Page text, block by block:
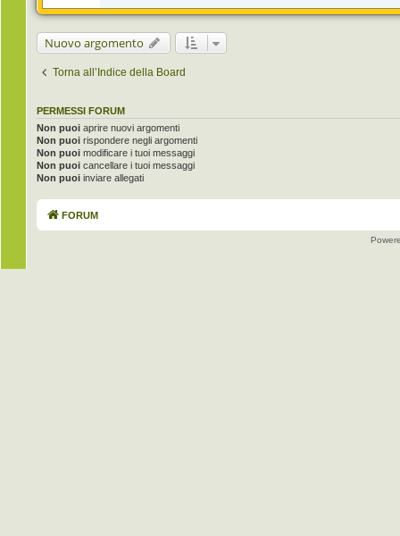
Nuovo argomento
Torna all’Indice della Board
PERMESSI FORUM
Non puoi aprire nuovi argomenti
Non puoi rispondere negli argomenti
Non puoi modificare i tuoi messaggi
Non puoi cancellare i tuoi messaggi
Non puoi inviare allegati
FORUM